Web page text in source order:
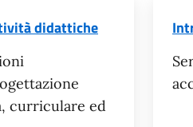
didattiche
curriculare ed